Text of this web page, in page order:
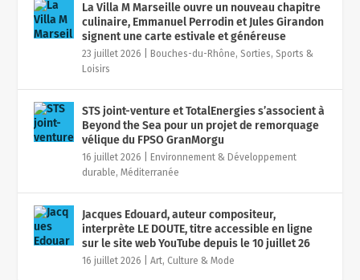
La Villa M Marseille ouvre un nouveau chapitre
culinaire, Emmanuel Perrodin et Jules Girandon
signent une carte estivale et généreuse
23 juillet 2026 Bouches-du-Rhône,Sorties, Sports &
Loisirs
STS joint-venture et TotalEnergies s’associent à
Beyond the Sea pour un projet de remorquage
vélique du FPSO GranMorgu
16 juillet 2026
Environnement & Développement
durable,Méditerranée
Jacques Edouard, auteur compositeur,
interprète LE DOUTE, titre accessible en ligne
sur le site web YouTube depuis le 10 juillet 26
16 juillet 2026 |Art, Culture & Mode